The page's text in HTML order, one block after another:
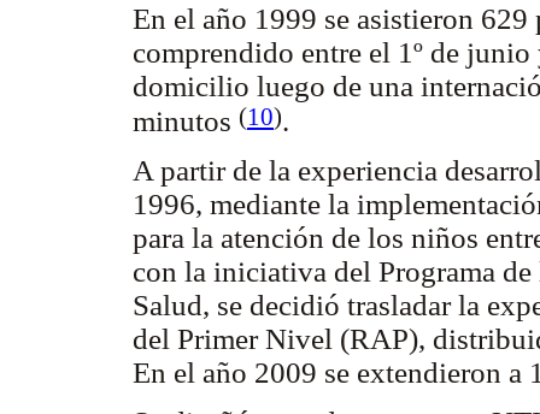
En el año 1999 se asistieron
comprendido entre el 1º de
domicilio luego de una
minutos (10).
A partir de la experiencia
1996, mediante la
para la atención de los niños
con la iniciativa del Programa
Salud, se decidió trasladar la
del Primer Nivel (RAP),
En el año 2009 se extendieron a